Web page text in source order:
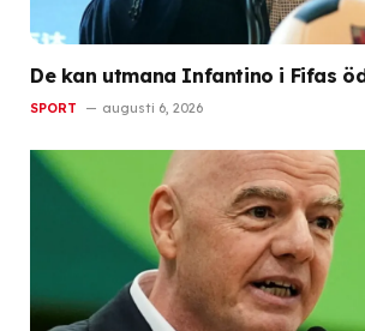
De kan utmana Infantino i Fifas
SPORT augusti 6, 2026